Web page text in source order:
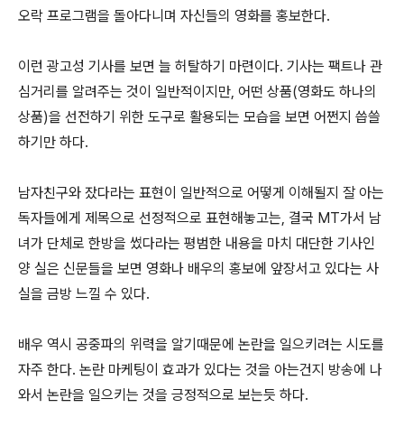
오락 프로그램을 돌아다니며 자신들의 영화를 홍보한다.
이런 광고성 기사를 보면 늘 허탈하기 마련이다. 기사는 팩트나 관
심거리를 알려주는 것이 일반적이지만, 어떤 상품(영화도 하나의
상품)을 선전하기 위한 도구로 활용되는 모습을 보면 어쩐지 씁쓸
하기만 하다.
남자친구와 잤다라는 표현이 일반적으로 어떻게 이해될지 잘 아는
독자들에게 제목으로 선정적으로 표현해놓고는, 결국 MT가서 남
녀가 단체로 한방을 썼다라는 평범한 내용을 마치 대단한 기사인
양 실은 신문들을 보면 영화나 배우의 홍보에 앞장서고 있다는 사
실을 금방 느낄 수 있다.
배우 역시 공중파의 위력을 알기때문에 논란을 일으키려는 시도를
자주 한다. 논란 마케팅이 효과가 있다는 것을 아는건지 방송에 나
와서 논란을 일으키는 것을 긍정적으로 보는듯 하다.